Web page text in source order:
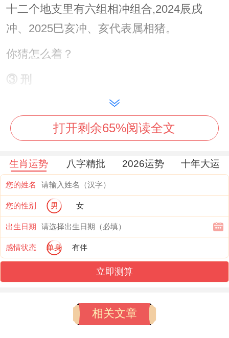
十二个地支里有六组相冲组合,2024辰戌
冲、2025巳亥冲、亥代表属相猪。
你猜怎么着？
③ 刑
十二地支里有四种相刑的格局 - 分别是（子
卯刑：无礼之刑）、（丑戌未三刑:无恩之
刑）、（寅巳申三刑:恃势之刑）、（辰午酉
亥自刑：辰辰自刑、午午自刑、酉酉自刑、
亥亥自刑）。
2025出现犯太岁出现的刑太岁格局就是:寅
巳申三刑,寅代表虎，申代表猴。
④ 害
相害格局组合同样是有六组，如：2024辰卯
打开剩余65%阅读全文
生肖运势 八字精批 2026运势 十年大运
您的姓名
您的性别 男 女
出生日期
感情状态 单身 有伴
立即测算
相关文章